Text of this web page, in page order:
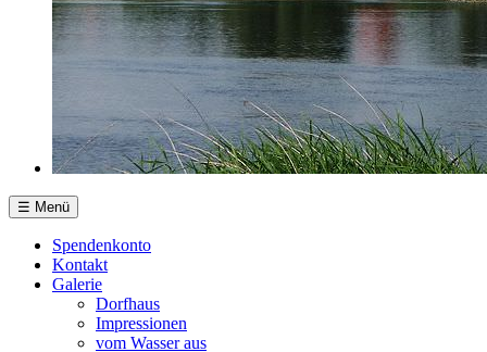
☰ Menü
Spendenkonto
Kontakt
Galerie
Dorfhaus
Impressionen
vom Wasser aus